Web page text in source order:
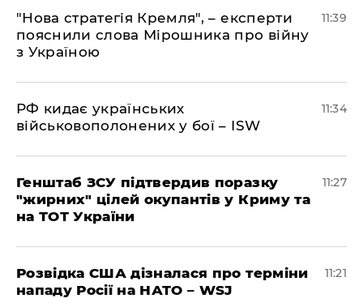
"Нова стратегія Кремля", – експерти
пояснили слова Мірошника про війну
з Україною
11:39
РФ кидає українських
військовополонених у бої – ISW
11:34
Генштаб ЗСУ підтвердив поразку
"жирних" цілей окупантів у Криму та
на ТОТ України
11:27
Розвідка США дізналася про терміни
нападу Росії на НАТО – WSJ
11:21